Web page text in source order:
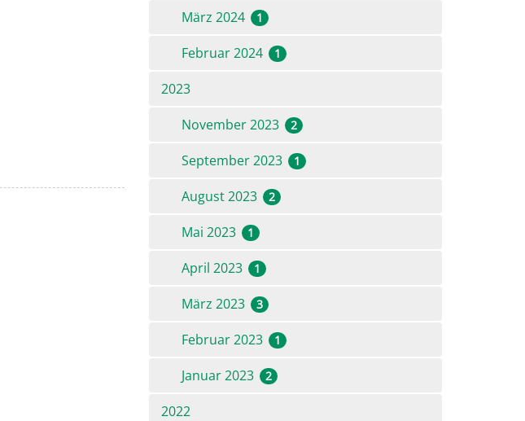
Ausbildungsbetrieb 2026! März 2024 1
Februar 2024 1
2023
November 2023
2
September 2023 1
August 2023 2
Mai 2023 1
April 2023 1
März 2023 3
Februar 2023 1
Januar 2023 2
2022